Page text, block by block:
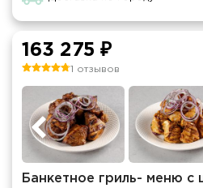
163 275 ₽
1 отзывов
Банкетное гриль- меню